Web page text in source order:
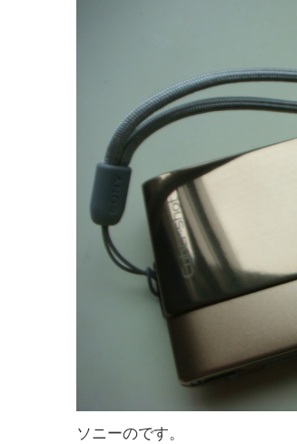
ソニーのです。